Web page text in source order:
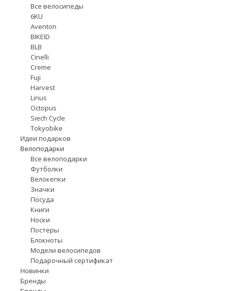
Все велосипеды
6KU
Aventon
BIKEID
BLB
Cinelli
Creme
Fuji
Harvest
Linus
Octopus
Siech Cycle
Tokyobike
Идеи подарков
Велоподарки
Все велоподарки
Футболки
Велокепки
Значки
Посуда
Книги
Носки
Постеры
Блокноты
Модели велосипедов
Подарочный сертификат
Новинки
Бренды